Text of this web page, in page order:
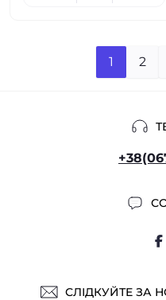
1 2
СЛІДКУЙТЕ ЗА